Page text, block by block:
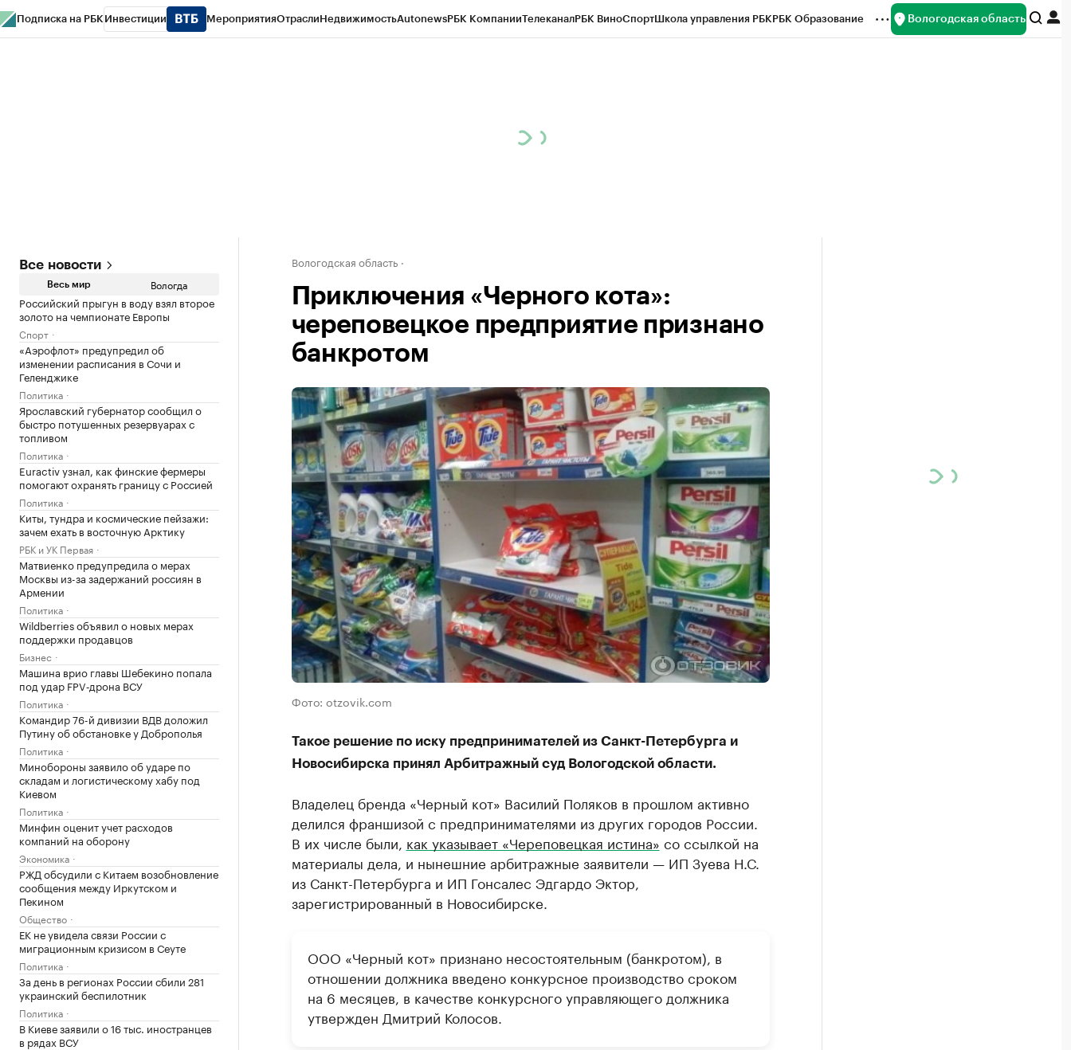
Подписка на РБК Инвестиции МероприятияОтраслиНедвижимостьAutonewsРБК КомпанииТелеканалРБК ВиноСпортШкола управления РБКРБК Образование Вологодская область
Все новости
Весь мир Вологда
Российский прыгун в воду взял второе
золото на чемпионате Европы
Спорт
«Аэрофлот» предупредил об
изменении расписания в Сочи и
Геленджике
Политика
Ярославский губернатор сообщил о
быстро потушенных резервуарах с
топливом
Политика
Euractiv узнал, как финские фермеры
помогают охранять границу с Россией
Политика
Киты, тундра и космические пейзажи:
зачем ехать в восточную Арктику
РБК и УК Первая
Матвиенко предупредила о мерах
Москвы из-за задержаний россиян в
Армении
Политика
Wildberries объявил о новых мерах
поддержки продавцов
Бизнес
Машина врио главы Шебекино попала
под удар FPV‑дрона ВСУ
Политика
Командир 76-й дивизии ВДВ доложил
Путину об обстановке у Доброполья
Политика
Минобороны заявило об ударе по
складам и логистическому хабу под
Киевом
Политика
Минфин оценит учет расходов
компаний на оборону
Экономика
РЖД обсудили с Китаем возобновление
сообщения между Иркутском и
Пекином
Общество
ЕК не увидела связи России с
миграционным кризисом в Сеуте
Политика
За день в регионах России сбили 281
украинский беспилотник
Политика
В Киеве заявили о 16 тыс. иностранцев
в рядах ВСУ
Вологодская область
Приключения «Черного кота»:
череповецкое предприятие признано
банкротом
Фото: otzovik.com
Такое решение по иску предпринимателей из Санкт-Петербурга и
Новосибирска принял Арбитражный суд Вологодской области.
Владелец бренда «Черный кот» Василий Поляков в прошлом активно
делился франшизой с предпринимателями из других городов России.
В их числе были, как указывает «Череповецкая истина» со ссылкой на
материалы дела, и нынешние арбитражные заявители — ИП Зуева Н.С.
из Санкт-Петербурга и ИП Гонсалес Эдгардо Эктор,
зарегистрированный в Новосибирске.
ООО «Черный кот» признано несостоятельным (банкротом), в
отношении должника введено конкурсное производство сроком
на 6 месяцев, в качестве конкурсного управляющего должника
утвержден Дмитрий Колосов.